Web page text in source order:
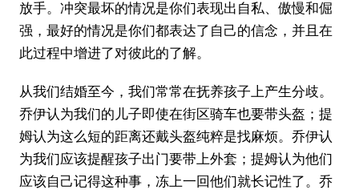
放手。冲突最坏的情况是你们表现出自私、傲慢和倔
强，最好的情况是你们都表达了自己的信念，并且在
此过程中增进了对彼此的了解。
从我们结婚至今，我们常常在抚养孩子上产生分歧。
乔伊认为我们的儿子即使在街区骑车也要带头盔；提
姆认为这么短的距离还戴头盔纯粹是找麻烦。乔伊认
为我们应该提醒孩子出门要带上外套；提姆认为他们
应该自己记得这种事，冻上一回他们就长记性了。乔